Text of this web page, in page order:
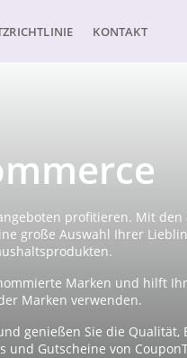
KONTAKT
profitieren. Mit
große Auswahl Ihrer
Marken und hilft
Marken verwenden.
genießen Sie die
und Gutscheine von